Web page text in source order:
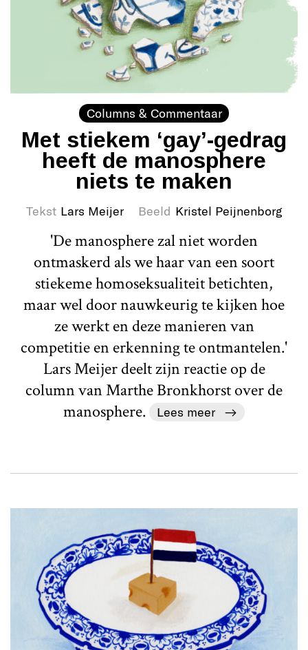
Columns & Commentaar
Met stiekem ‘gay’-gedrag
heeft de manosphere
niets te maken
Tekst Lars Meijer Beeld Kristel Peijnenborg
'De manosphere zal niet worden
ontmaskerd als we haar van een soort
stiekeme homoseksualiteit betichten,
maar wel door nauwkeurig te kijken hoe
ze werkt en deze manieren van
competitie en erkenning te ontmantelen.'
Lars Meijer deelt zijn reactie op de
column van Marthe Bronkhorst over de
manosphere.
Lees meer